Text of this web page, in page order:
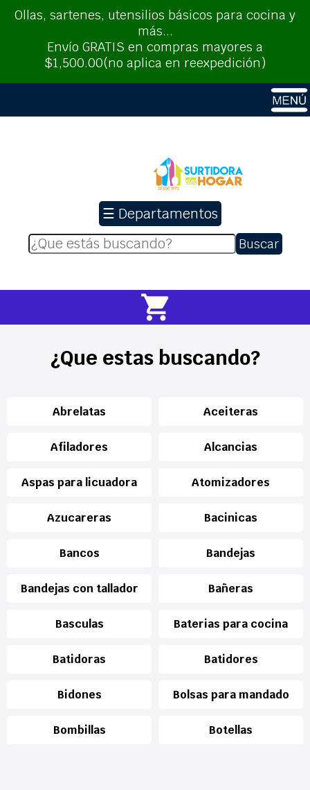
Ollas, sartenes, utensilios básicos para cocina y
más...
Envío GRATIS en compras mayores a
$1,500.00(no aplica en reexpedición)
☰ Departamentos
Buscar
¿Que estas buscando?
Abrelatas Aceiteras
Afiladores Alcancias
Aspas para licuadora Atomizadores
Azucareras Bacinicas
Bancos Bandejas
Bandejas con tallador Bañeras
Basculas Baterias para cocina
Batidoras Batidores
Bidones Bolsas para mandado
Bombillas Botellas